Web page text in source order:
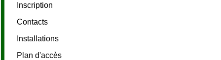
Inscription
Contacts
Installations
Plan d'accès